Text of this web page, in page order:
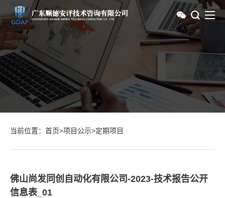
当前位置： 首页>项目公示>定期项目
佛山尚发同创自动化有限公司-2023-技术报告公开
信息表_01